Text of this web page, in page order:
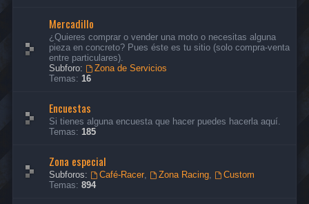
Mercadillo
¿Quieres comprar o vender una moto o necesitas alguna
pieza en concreto? Pues éste es tu sitio (solo compra-venta
entre particulares).
Subforo:
Zona de Servicios
Temas: 16
Encuestas
Si tienes alguna encuesta que hacer puedes hacerla aquí.
Temas: 185
Zona especial
Subforos: Café-Racer, Zona Racing,
Custom
Temas: 894